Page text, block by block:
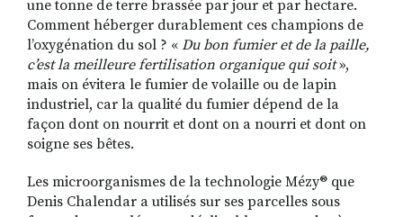
une tonne de terre brassée par jour et par hectare.
Comment héberger durablement ces champions de
l’oxygénation du sol ? « Du bon fumier et de la paille,
c’est la meilleure fertilisation organique qui soit»,
mais on évitera le fumier de volaille ou de lapin
industriel, car la qualité du fumier dépend de la
façon dont on nourrit et dont on a nourri et dont on
soigne ses bêtes.
Les microorganismes de la technologie Mézy® que
Denis Chalendar a utilisés sur ses parcelles sous